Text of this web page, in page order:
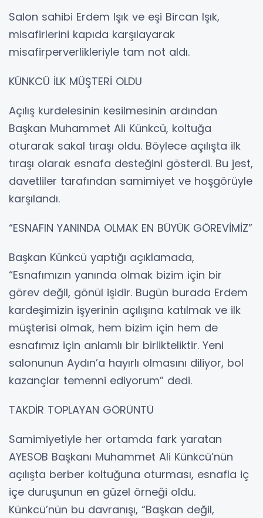
Salon sahibi Erdem Işık ve eşi Bircan Işık,
misafirlerini kapıda karşılayarak
misafirperverlikleriyle tam not aldı.
KÜNKCÜ İLK MÜŞTERİ OLDU
Açılış kurdelesinin kesilmesinin ardından
Başkan Muhammet Ali Künkcü, koltuğa
oturarak sakal tıraşı oldu. Böylece açılışta ilk
tıraşı olarak esnafa desteğini gösterdi. Bu jest,
davetliler tarafından samimiyet ve hoşgörüyle
karşılandı.
“ESNAFIN YANINDA OLMAK EN BÜYÜK GÖREVİMİZ”
Başkan Künkcü yaptığı açıklamada,
“Esnafımızın yanında olmak bizim için bir
görev değil, gönül işidir. Bugün burada Erdem
kardeşimizin işyerinin açılışına katılmak ve ilk
müşterisi olmak, hem bizim için hem de
esnafımız için anlamlı bir birlikteliktir. Yeni
salonunun Aydın’a hayırlı olmasını diliyor, bol
kazançlar temenni ediyorum” dedi.
TAKDİR TOPLAYAN GÖRÜNTÜ
Samimiyetiyle her ortamda fark yaratan
AYESOB Başkanı Muhammet Ali Künkcü’nün
açılışta berber koltuğuna oturması, esnafla iç
içe duruşunun en güzel örneği oldu.
Künkcü’nün bu davranışı, “Başkan değil,